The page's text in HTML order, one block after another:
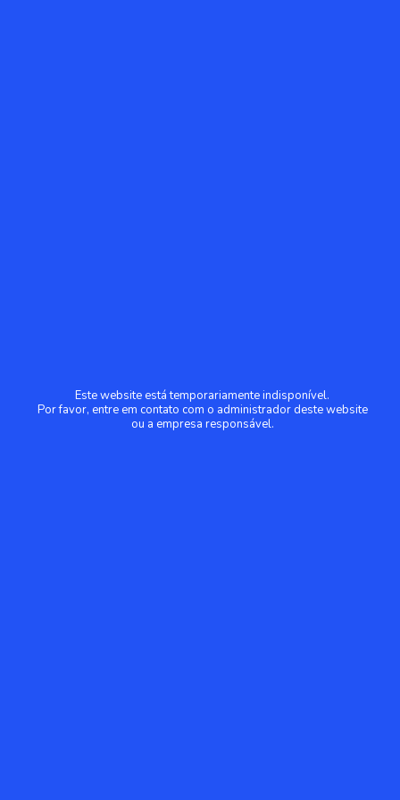
Este website está temporariamente indisponível.
Por favor, entre em contato com o administrador deste website
ou a empresa responsável.